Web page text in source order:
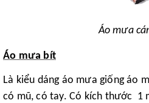
Áo mưa
Áo mưa bít
Là kiểu dáng áo mưa giống áo
có mũ, có tay. Có kích thước 1